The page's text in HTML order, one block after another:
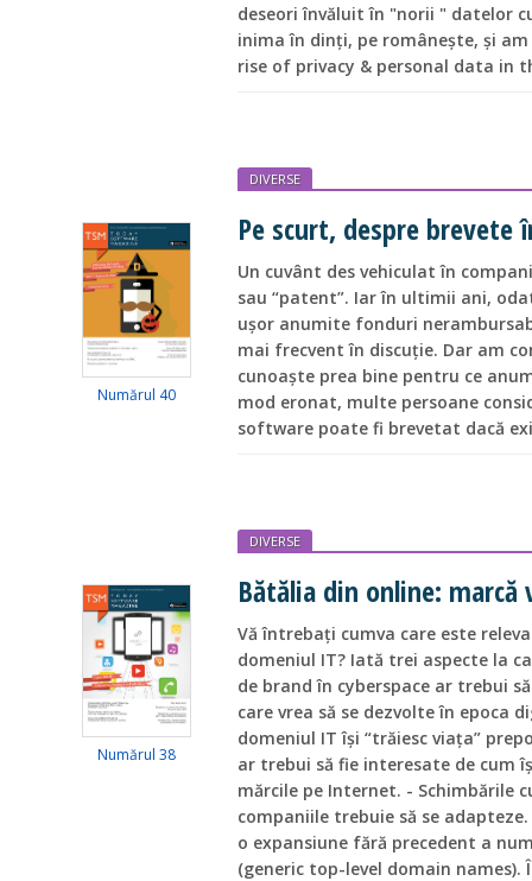
deseori învăluit în "norii " datelor
inima în dinți, pe românește, și
rise of privacy & personal data in
Numărul 40
DIVERSE
Pe scurt, despre brevete
Un cuvânt des vehiculat în
sau “patent”. Iar în ultimii ani,
ușor anumite fonduri
mai frecvent în discuție. Dar am
cunoaște prea bine pentru ce
mod eronat, multe persoane
software poate fi brevetat dacă
Numărul 38
DIVERSE
Bătălia din online:
Vă întrebați cumva care este
domeniul IT? Iată trei aspecte la
de brand în cyberspace ar trebui
care vrea să se dezvolte în epoca
domeniul IT își “trăiesc viața”
ar trebui să fie interesate de cum
mărcile pe Internet. - Schimbările
companiile trebuie să se
o expansiune fără precedent a
(generic top-level domain names).